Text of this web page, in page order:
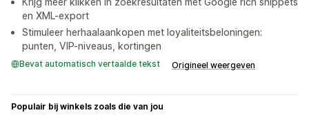
en XML-export
Stimuleer herhaalaankopen met loyaliteitsbeloningen:
punten, VIP-niveaus, kortingen
Bevat automatisch vertaalde tekst Origineel weergeven
Populair bij winkels zoals die van jou